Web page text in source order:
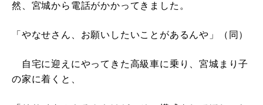
然、宮城から電話がかかってきました。
「やなせさん、お願いしたいことがあるんや」（同）
自宅に迎えにやってきた高級車に乗り、宮城まり子
の家に着くと、